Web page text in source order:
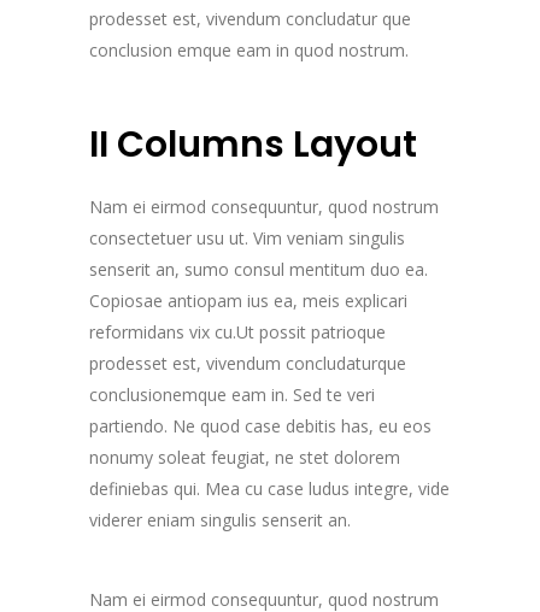
prodesset est, vivendum concludatur que
conclusion emque eam in quod nostrum.
II Columns Layout
Nam ei eirmod consequuntur, quod nostrum
consectetuer usu ut. Vim veniam singulis
senserit an, sumo consul mentitum duo ea.
Copiosae antiopam ius ea, meis explicari
reformidans vix cu.Ut possit patrioque
prodesset est, vivendum concludaturque
conclusionemque eam in. Sed te veri
partiendo. Ne quod case debitis has, eu eos
nonumy soleat feugiat, ne stet dolorem
definiebas qui. Mea cu case ludus integre, vide
viderer eniam singulis senserit an.
Nam ei eirmod consequuntur, quod nostrum